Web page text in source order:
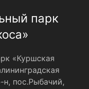
парк
«Куршская
н, пос.Рыбачий,